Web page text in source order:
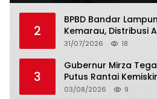
2
BPBD Bandar
Kemarau, Distribusi
31/07/2026 18
3
Gubernur Mirza
Putus Rantai
03/08/2026 9